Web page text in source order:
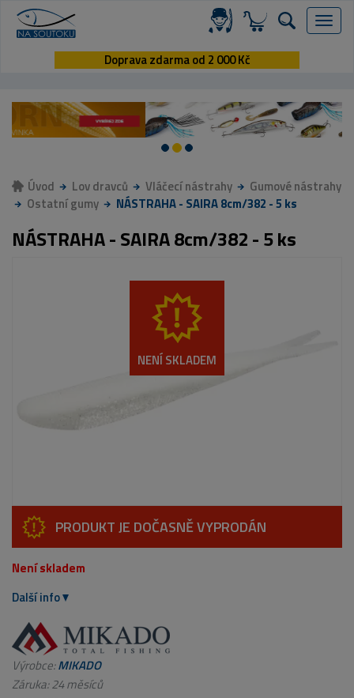
Menu
Doprava zdarma od 2 000 Kč
Úvod Lov dravců Vláčecí nástrahy
Gumové nástrahy
Ostatní gumy
NÁSTRAHA - SAIRA 8cm/382 - 5 ks
NÁSTRAHA - SAIRA 8cm/382 - 5 ks
NENÍ SKLADEM
PRODUKT JE DOČASNĚ VYPRODÁN
Není skladem
Další info
Výrobce:MIKADO
Záruka: 24 měsíců